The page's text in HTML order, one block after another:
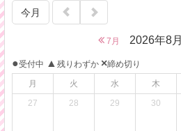
今月
7月 2026年8月
●受付中 ▲ 残りわずか ×締め切り
月
火 水 木
27
28 29 30